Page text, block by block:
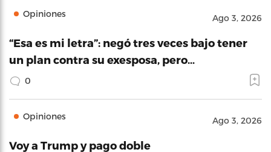
Opiniones Ago 3, 2026
“Esa es mi letra”: negó tres veces bajo tener
un plan contra su exesposa, pero…
0
Opiniones Ago 3, 2026
Voy a Trump y pago doble